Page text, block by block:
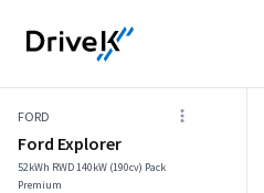
FORD
Ford Explorer
52kWh RWD 140kW (190cv) Pack
Premium